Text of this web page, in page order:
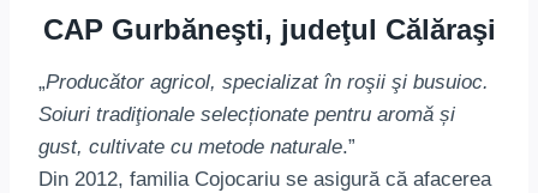
CAP Gurbăneşti, judeţul Călăraşi
„Producător agricol, specializat în roşii şi busuioc.
Soiuri tradiţionale selecționate pentru aromă și
gust, cultivate cu metode naturale.”
Din 2012, familia Cojocariu se asigură că afacerea